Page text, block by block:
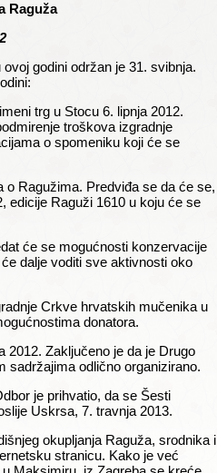
Raguža
godini održan je 31. svibnja.
trg u Stocu 6. lipnja 2012.
troškova izgradnje
o spomeniku koji će se
o Ragužima. Predviđa se da će se,
edicije Raguži 1610 u koju će se
će se mogućnosti konzervacije
dalje voditi sve aktivnosti oko
Crkve hrvatskih mučenika u
donatora.
2012. Zaključeno je da je Drugo
sadržajima odlično organizirano.
je prihvatio, da se Šesti
Uskrsa, 7. travnja 2013.
okupljanja Raguža, srodnika i
stranicu. Kako je već